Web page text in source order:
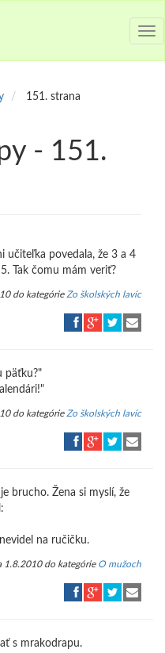
151. strana
- 151.
učiteľka povedala, že 3 a 4
Tak čomu mám veriť?
do kategórie Zo školských lavíc
päťku?"
do kategórie Zo školských lavíc
brucho. Žena si myslí, že
na ručičku.
1.8.2010 do kategórie O mužoch
s mrakodrapu.